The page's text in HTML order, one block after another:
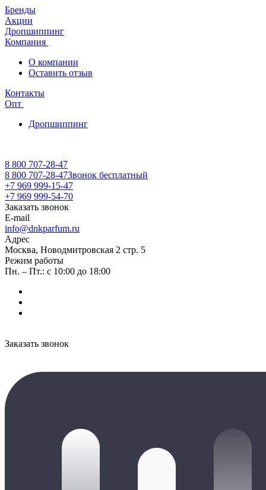
Бренды
Акции
Дропшиппинг
Компания
О компании
Оставить отзыв
Контакты
Опт
Дропшиппинг
8 800 707-28-47
8 800 707-28-47Звонок бесплатный
+7 969 999-15-47
+7 969 999-54-70
Заказать звонок
E-mail
info@dnkparfum.ru
Адрес
Москва, Новодмитровская 2 стр. 5
Режим работы
Пн. – Пт.: с 10:00 до 18:00
Заказать звонок